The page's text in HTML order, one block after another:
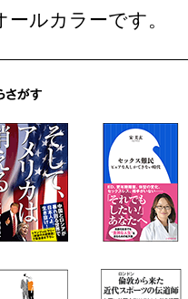
ルカラーです。